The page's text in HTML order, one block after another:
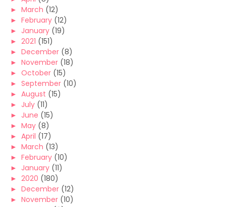
► March (12)
► February (12)
► January (19)
► 2021 (151)
► December (8)
► November (18)
► October (15)
► September (10)
► August (15)
► July (11)
► June (15)
► May (8)
► April (17)
► March (13)
► February (10)
► January (11)
► 2020 (180)
► December (12)
► November (10)